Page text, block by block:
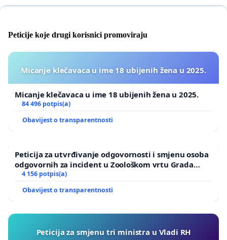
Peticije koje drugi korisnici promoviraju
Micanje klečavaca u ime 18 ubijenih žena u 2025.
Micanje klečavaca u ime 18 ubijenih žena u 2025.
84 496 potpis(a)
Obavijest o transparentnosti
Peticija za utvrđivanje odgovornosti i smjenu osoba
odgovornih za incident u Zoološkom vrtu Grada
Zagreba
4 156 potpis(a)
Obavijest o transparentnosti
Peticija za smjenu tri ministra u Vladi RH